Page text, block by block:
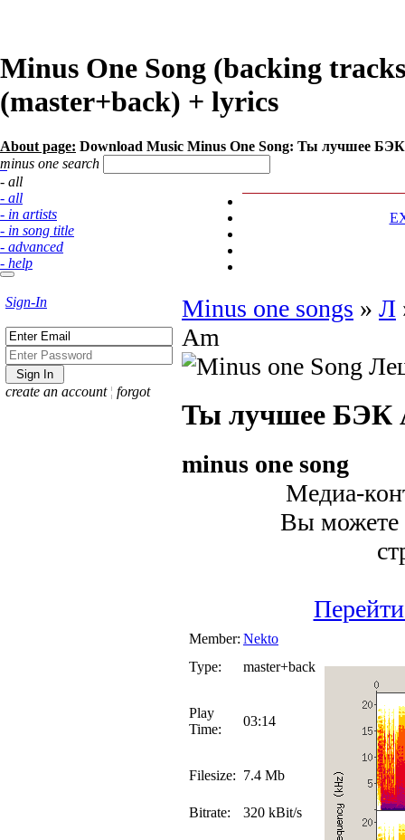
Minus One Song (backing
(master+back) + lyrics
About page: Download Music Minus One Song: Ты лучшее
minus one search
- all
- all
- in artists
- in song title
- advanced
- help
Sign-In
create an account ¦ forgot
Minus one songs » Л
Am
Ты лучшее БЭК
minus one song
Медиа-
Вы можете
Member: Nekto
Type:
master+back
Play
Time:
03:14
Filesize: 7.4 Mb
Bitrate: 320 kBit/s